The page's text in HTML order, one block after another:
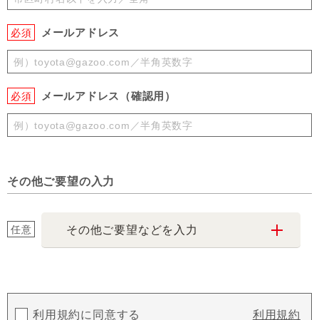
必須 メールアドレス
必須 メールアドレス（確認用）
その他ご要望の入力
任意 その他ご要望などを入力
利用規約に同意する 利用規約